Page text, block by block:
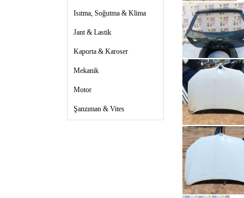
Isıtma, Soğutma & Klima
Jant & Lastik
Kaporta & Karoser
Mekanik
Motor
Şanzıman & Vites